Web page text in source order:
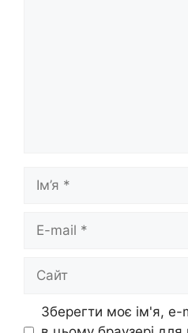
mail
Зберегти моє ім'я, e-